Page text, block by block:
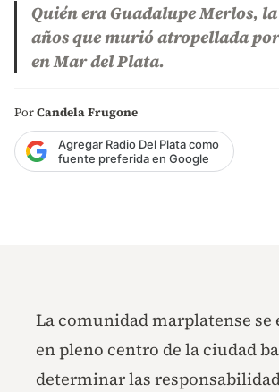
Quién era Guadalupe Merlos,
años que murió atropellada
en Mar del Plata.
PorCandela Frugone
Agregar Radio Del Plata como
fuente preferida en Google
La comunidad marplatense
en pleno centro de la ciudad
determinar las